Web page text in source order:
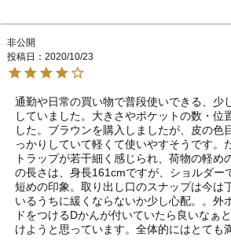
非公開
投稿日
2020/10/23
通勤や日常の買い物で普段使いできる、少
していました。大きさやポケットの数・位
した。ブラウンを購入しましたが、皮の色
っかりしていて軽くて使いやすそうです。
トラップが若干細く感じられ、荷物の軽め
の長さは、身長161cmですが、ショルダー
短めの印象。取り出し口のスナップは今は
いるうちに緩くならないか少し心配。。外
ドをつけるDかんが付いていたら良いなぁ
けようと思っています。全体的にはとても